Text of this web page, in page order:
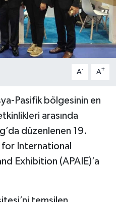
A- A+
Pasifik bölgesinin en
arasında
düzenlenen 19.
International
Exhibition (APAIE)’a